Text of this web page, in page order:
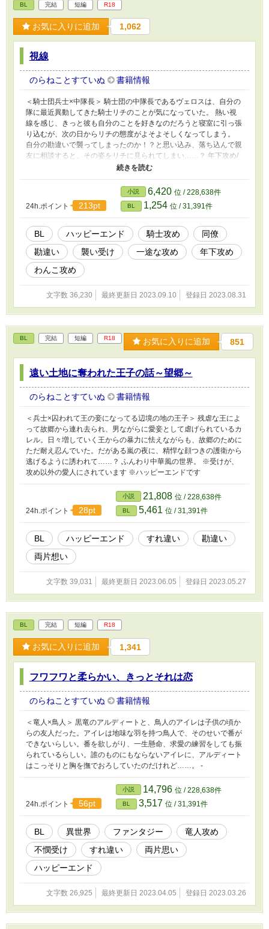
BL 完結 短編 R18
お気に入りに追加 1,062
視線
のらねことすていぬ 書籍情報
＜騎士団兵士×中隊長＞ 騎士団の中隊長であるヴェロスは、自分の
隊に最近異動してきた騎士リチのことが気になっていた。 熱い視
線を感じ、きっと彼も自分のことを好きなのだろうと寝室に引っ張
り込むが、次の日からリチの態度がよそよそしくなってしまう。
自分の勘違いで襲ってしまったのか！？と思い込み、落ち込んで親
友に相談すると、その姿をリチに見られてしまい……？ 年下攻め/
騎士団/勘違い/襲い受け ※5年前に自サイトで掲載していたものの
再掲です。
24h.ポイント 213pt
小説 6,420 位 / 228,638件
BL 1,254 位 / 31,391件
BL ハッピーエンド 騎士攻め
同僚
勘違い
襲い受け 一途な攻め
年下攻め
わんこ攻め
文字数 36,230 最終更新日 2023.09.10 登録日 2023.08.31
BL 完結 短編 R18 お気に入りに追加 851
遠い土地に奪われた王子の話～望郷～
のらねことすていぬ 書籍情報
＜兵士×囚われて王の妾になってる辺境の地の王子＞ 残虐な王によ
って故郷から連れ去られ、男ながらに愛妾として虐げられているカ
レル。日々増していく王からの暴力に怯えながらも、故郷のために
ただ耐え忍んでいた。だがある嵐の夜に、精悍な顔つきの護衛から
逃げるように誘われて……？ ふんわり中華風の世界。 ※受けが、
攻め以外の愛人にされています ※ハッピーエンドです
24h.ポイント 28pt
小説 21,808 位 / 228,638件
BL 5,461 位 / 31,391件
BL ハッピーエンド すれ違い
勘違い
両片想い
文字数 39,031 最終更新日 2023.06.05 登録日 2023.05.27
BL 完結 短編 R18
お気に入りに追加 1,341
フワフワと柔らかい、きっとそれは恋
のらねことすていぬ 書籍情報
＜竜人×鳥人＞ 黒竜のアルディートと、鳥人のアイレは子供の頃か
らの友人だった。アイレは地味な羽を持つ鳥人で、そのせいで番が
できないらしい。番を欲しがり、一生懸命、求愛の練習をしても振
られているらしい。誰のものにもならないアイレに、アルディート
はこっそりと胸を撫でおろしていたのだけれど……。 -
24h.ポイント 56pt
小説 14,796 位 / 228,638件
BL 3,517 位 / 31,391件
BL 異世界 ファンタジー
竜人攻め
不憫受け
すれ違い
両片思い
ハッピーエンド
文字数 26,925 最終更新日 2023.04.05 登録日 2023.03.26